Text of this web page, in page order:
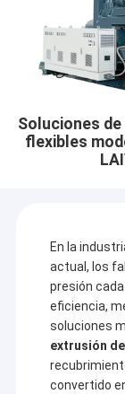
Soluciones
flexibles
En la
actual, los
presión
eficiencia,
soluciones
extrusión
convertido